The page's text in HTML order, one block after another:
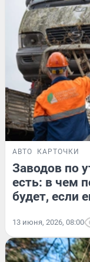
АВТО КАРТОЧКИ
Заводов по
есть: в чем
будет, если
13 июня, 2026, 08:00